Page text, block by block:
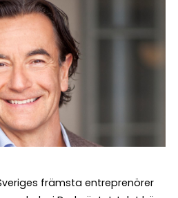
främsta entreprenörer